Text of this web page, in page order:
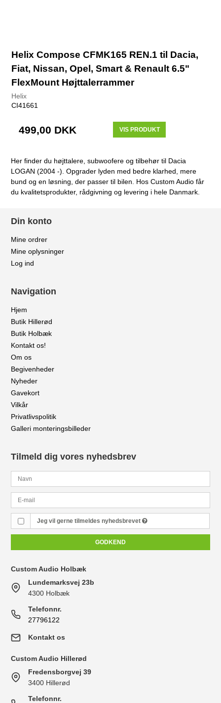
Helix Compose CFMK165 REN.1 til Dacia,
Fiat, Nissan, Opel, Smart & Renault 6.5"
FlexMount Højttalerrammer
Helix
CI41661
499,00 DKK VIS PRODUKT
Her finder du højttalere, subwoofere og tilbehør til Dacia
LOGAN (2004 -). Opgrader lyden med bedre klarhed, mere
bund og en løsning, der passer til bilen. Hos Custom Audio får
du kvalitetsprodukter, rådgivning og levering i hele Danmark.
Din konto
Mine ordrer
Mine oplysninger
Log ind
Navigation
Hjem
Butik Hillerød
Butik Holbæk
Kontakt os!
Om os
Begivenheder
Nyheder
Gavekort
Vilkår
Privatlivspolitik
Galleri monteringsbilleder
Tilmeld dig vores nyhedsbrev
Jeg vil gerne tilmeldes nyhedsbrevet
GODKEND
Custom Audio Holbæk
Lundemarksvej 23b
4300 Holbæk
Telefonnr.
27796122
Kontakt os
Custom Audio Hillerød
Fredensborgvej 39
3400 Hillerød
Telefonnr.